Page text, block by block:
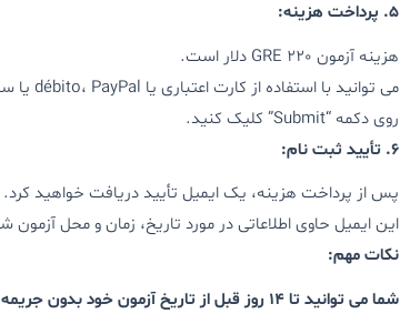
5. پرداخت هزینه:
هزینه آزمون GRE 220 دلار است.
می توانید با استفاده از کارت اعتباری یا débito، PayPal یا سایر روش های پرداخت، هزینه را پرداخت کنید.
روی دکمه “Submit” کلیک کنید.
6. تأیید ثبت نام:
پس از پرداخت هزینه، یک ایمیل تأیید دریافت خواهید کرد.
این ایمیل حاوی اطلاعاتی در مورد تاریخ، زمان و محل آزمون
نکات مهم:
شما می توانید تا 14 روز قبل از تاریخ آزمون خود بدون جریمه ثبت نام خود را لغو یا جابجا کنید.